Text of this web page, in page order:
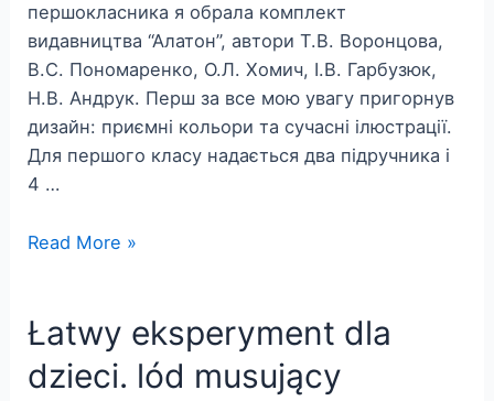
першокласника я обрала комплект
видавництва “Алатон”, автори Т.В. Воронцова,
В.С. Пономаренко, О.Л. Хомич, І.В. Гарбузюк,
Н.В. Андрук. Перш за все мою увагу пригорнув
дизайн: приємні кольори та сучасні ілюстрації.
Для першого класу надається два підручника і
4 …
Я
1
Read More »
Łatwy eksperyment dla
dzieci. lód musujący